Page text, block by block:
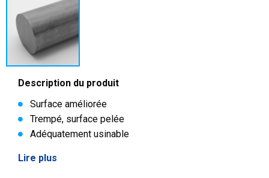
Description du produit
Surface améliorée
Trempé, surface pelée
Adéquatement usinable
Lire plus